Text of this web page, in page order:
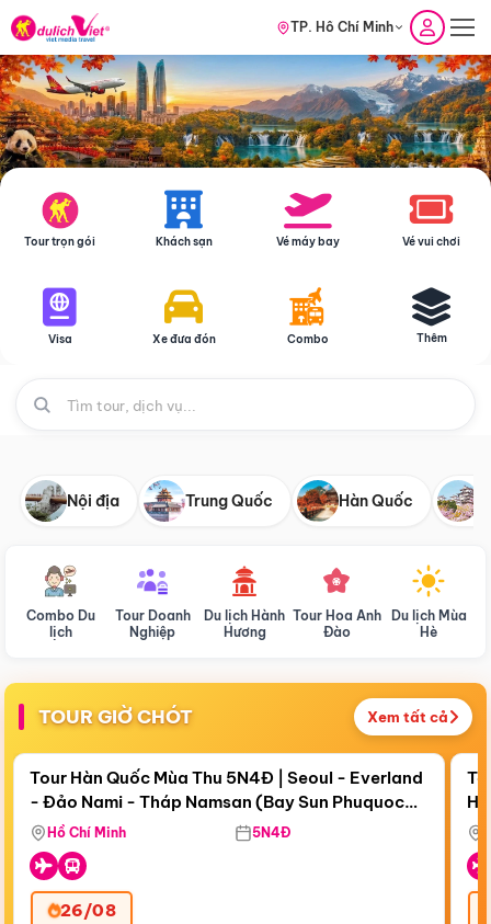
TP. Hồ Chí Minh
Tour trọn gói Khách sạn Vé máy bay Vé vui chơi
Visa Xe đưa đón Combo Thêm
Nội địa Trung Quốc Hàn Quốc
Combo Du
lịch
Tour Doanh
Nghiệp
Du lịch Hành
Hương
Tour Hoa Anh
Đào
Du lịch Mùa
Hè
TOUR GIỜ CHÓT Xem tất cả
Còn17 ngày 21:20:18
Bay Sun Phuquoc Airways
Điểm nổi bật
Tour Hàn Quốc Mùa Thu 5N4Đ | Seoul - Everland
- Đảo Nami - Tháp Namsan (Bay Sun Phuquoc
Airways)
Hồ Chí Minh 5N4Đ
26/08